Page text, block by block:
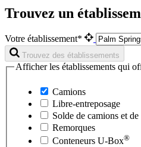
Trouvez un
Votre établissement*
Trouvez des établissements
Afficher les établissements qui
Camions
Libre-entreposage
Solde de camions et
Remorques
Conteneurs U-Box®